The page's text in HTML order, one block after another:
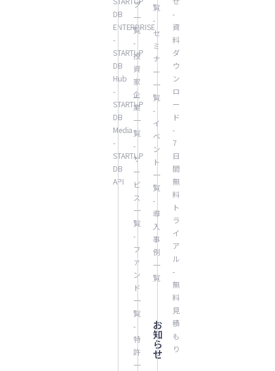
DB
ENTERPRISE
-
STARTUP
DB
Hub
-
STARTUP
DB
Media
-
STARTUP
DB
API
プ
一
覧
-
投
資
家
企
業
一
覧
-
サ
ー
ビ
ス
一
覧
-
フ
ァ
ン
ド
一
覧
-
特
許
一
覧
-
セ
ミ
ナ
ー
一
覧
-
イ
ベ
ン
ト
一
覧
-
導
入
事
例
一
覧
お
知
ら
せ
-
資
料
ダ
ウ
ン
ロ
ー
ド
-
7
日
間
無
料
ト
ラ
イ
ア
ル
-
無
料
見
積
も
り